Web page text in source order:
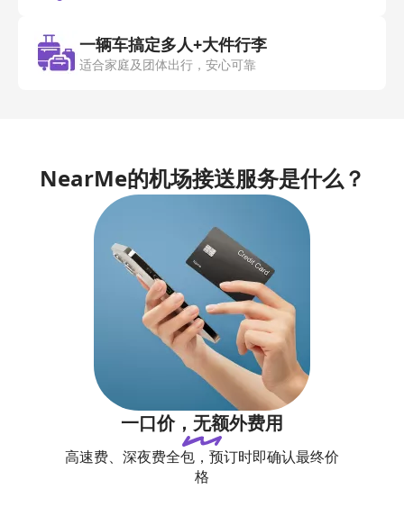
一辆车搞定多人+大件行李
适合家庭及团体出行，安心可靠
NearMe的机场接送服务是什么？
一口价，无额外费用
高速费、深夜费全包，预订时即确认最终价
格